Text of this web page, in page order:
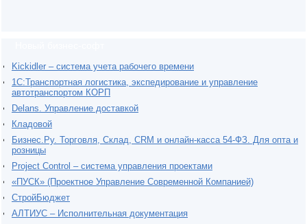
Kickidler – система учета рабочего времени
1С:Транспортная логистика, экспедирование и управление
автотранспортом КОРП
Delans. Управление доставкой
Кладовой
Бизнес.Ру. Торговля, Склад, CRM и онлайн-касса 54-ФЗ. Для опта и
розницы
Project Сontrol – система управления проектами
«ПУСК» (Проектное Управление Современной Компанией)
СтройБюджет
АЛТИУС – Исполнительная документация